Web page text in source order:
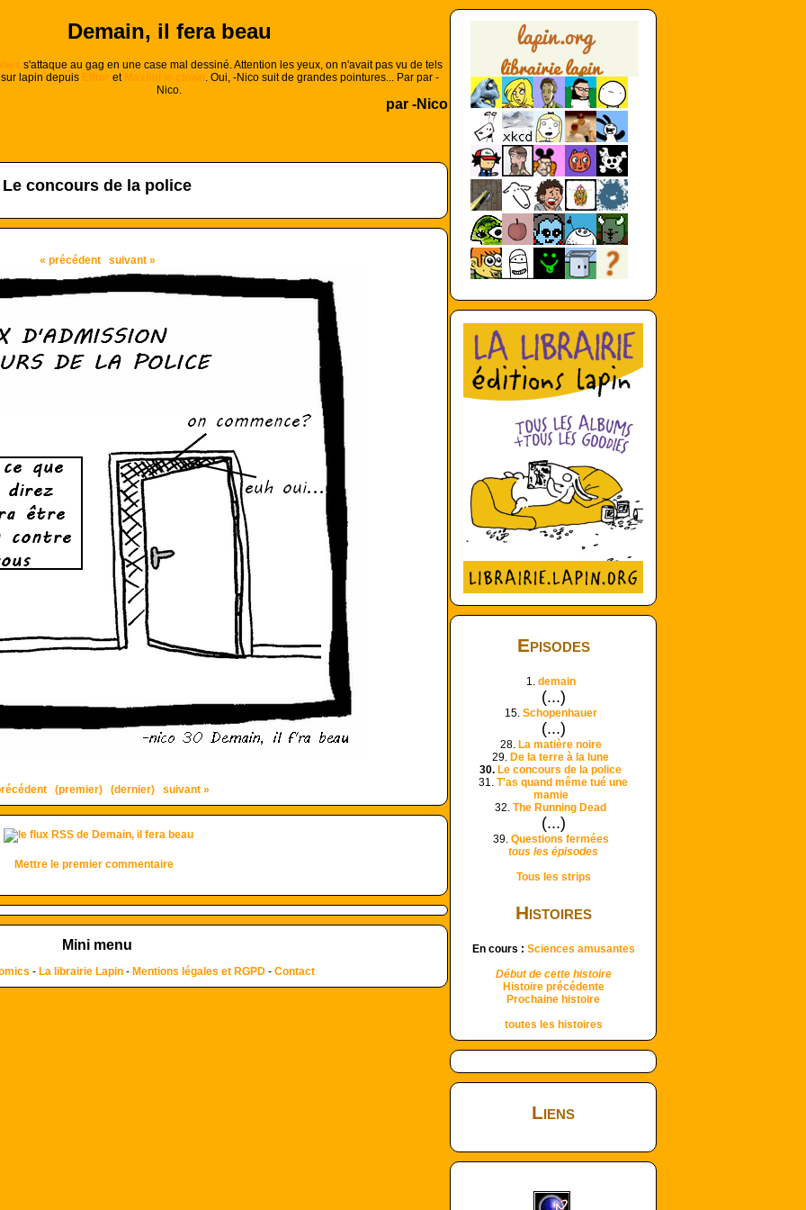
Demain, il fera beau
s'attaque au gag en une case mal dessiné. Attention les yeux, on n'avait pas vu de tels
lapin depuis
et
. Oui, -Nico suit de grandes pointures... Par par -
Nico.
par -Nico
Le concours de la police
« précédent suivant »
(premier) (dernier) suivant »
Mettre le premier commentaire
Mini menu
- La librairie Lapin- Mentions légales et RGPD- Contact
Episodes
1. demain
(...)
15. Schopenhauer
(...)
28. La matière noire
29. De la terre à la lune
30. Le concours de la police
31. T'as quand même tué une
mamie
32. The Running Dead
(...)
39. Questions fermées
tous les épisodes
Tous les strips
Histoires
En cours : Sciences amusantes
Début de cette histoire
Histoire précédente
Prochaine histoire
toutes les histoires
Liens